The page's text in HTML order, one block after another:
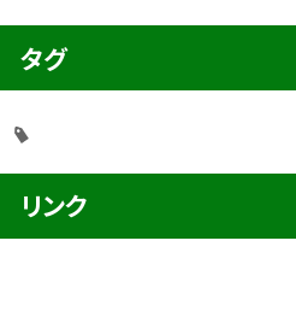
タグ
リンク